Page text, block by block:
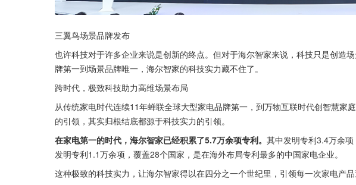
三翼鸟场景品牌发布
也许科技对于许多企业来说是创新的终点。但对于海尔智家来说，科技只是创造
牌第一到场景品牌唯一，海尔智家的科技实力藏不住了。
跨时代，极致科技助力高维场景布局
从传统家电时代连续11年蝉联全球大型家电品牌第一，到万物互联时代创智慧家
的引领，其实归根结底都源于科技实力的引领。
在家电第一的时代，海尔智家已经积累了5.7万余项专利。 其中发明专利3.4万余
发明专利1.1万余项，覆盖28个国家，是在海外布局专利最多的中国家电企业。
这种极致的科技实力，让海尔智家得以在四分之一个世纪里，引领每一次家电产品